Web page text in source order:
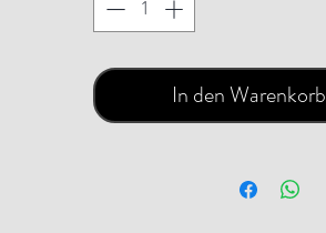
In den Warenkorb